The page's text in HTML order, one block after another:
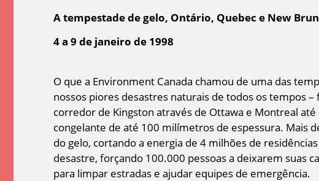
A tempestade de gelo, Ontário, Quebec e New
4 a 9 de janeiro de 1998
O que a Environment Canada chamou de uma das
nossos piores desastres naturais de todos os tempos
corredor de Kingston através de Ottawa e Montreal
congelante de até 100 milímetros de espessura. Mais
do gelo, cortando a energia de 4 milhões de
desastre, forçando 100.000 pessoas a deixarem suas
para limpar estradas e ajudar equipes de emergência.